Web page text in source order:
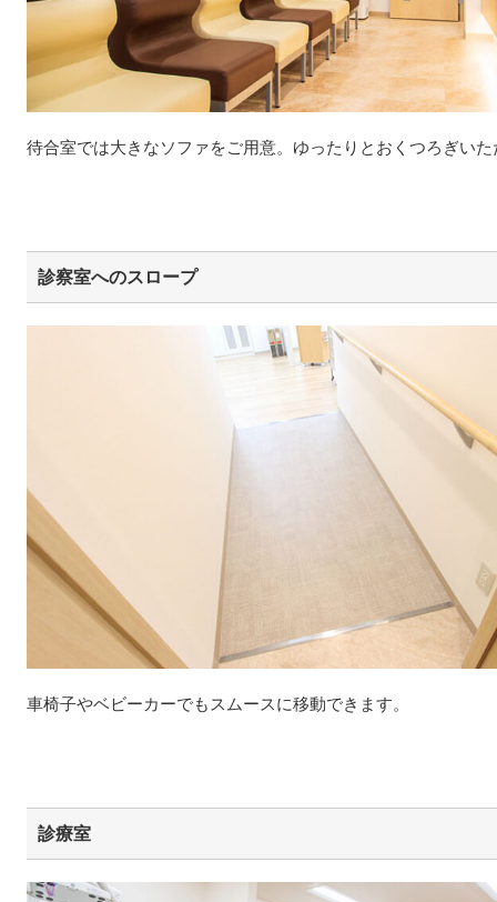
待合室では大きなソファをご用意。ゆったりとおくつろぎいた
診察室へのスロープ
車椅子やベビーカーでもスムースに移動できます。
診療室